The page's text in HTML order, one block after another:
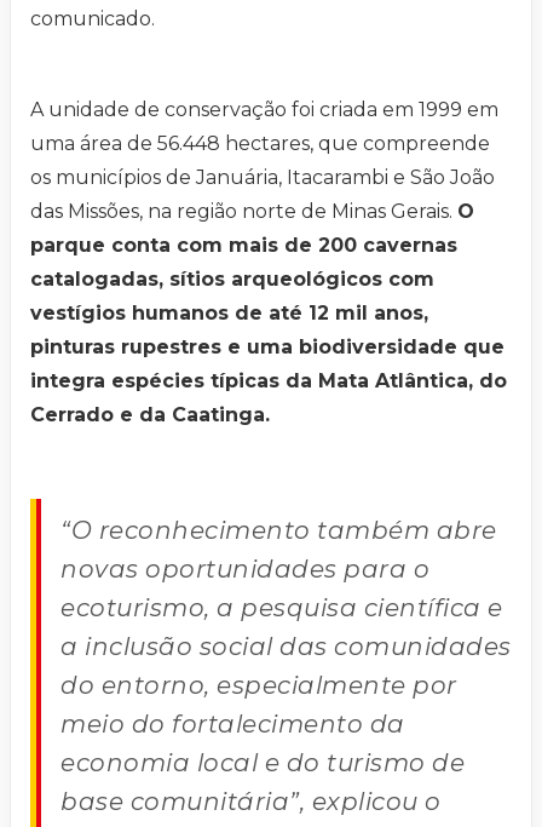
comunicado.
A unidade de conservação foi criada em 1999 em
uma área de 56.448 hectares, que compreende
os municípios de Januária, Itacarambi e São João
das Missões, na região norte de Minas Gerais. O
parque conta com mais de 200 cavernas
catalogadas, sítios arqueológicos com
vestígios humanos de até 12 mil anos,
pinturas rupestres e uma biodiversidade que
integra espécies típicas da Mata Atlântica, do
Cerrado e da Caatinga.
“O reconhecimento também abre
novas oportunidades para o
ecoturismo, a pesquisa científica e
a inclusão social das comunidades
do entorno, especialmente por
meio do fortalecimento da
economia local e do turismo de
base comunitária”, explicou o